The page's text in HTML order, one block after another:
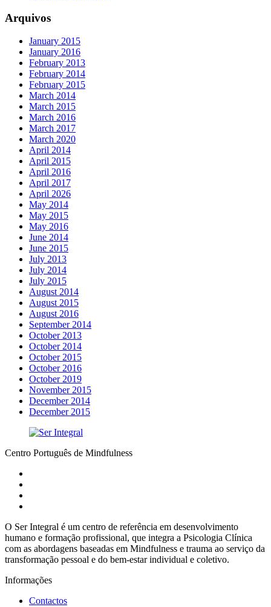
Arquivos
January 2015
January 2016
February 2013
February 2014
February 2015
March 2014
March 2015
March 2016
March 2017
March 2020
April 2014
April 2015
April 2016
April 2017
April 2026
May 2014
May 2015
May 2016
June 2014
June 2015
July 2013
July 2014
July 2015
August 2014
August 2015
August 2016
September 2014
October 2013
October 2014
October 2015
October 2016
October 2019
November 2015
December 2014
December 2015
Centro Português de Mindfulness
O Ser Integral é um centro de referência em desenvolvimento
humano e formação profissional, que integra a Psicologia Clínica
com as abordagens baseadas em Mindfulness e trauma ao serviço da
transformação pessoal e do bem-estar individual e coletivo.
Informações
Contactos